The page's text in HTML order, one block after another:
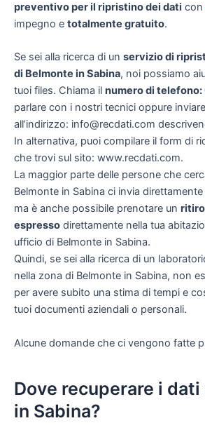
preventivo per il ripristino dei dati con
impegno e totalmente gratuito.
Se sei alla ricerca di un servizio di
di Belmonte in Sabina, noi possiamo
tuoi files. Chiama il numero di
parlare con i nostri tecnici oppure
all’indirizzo: info@recdati.com
In alternativa, puoi compilare il form di
che trovi sul sito: www.recdati.com.
La maggior parte delle persone che
Belmonte in Sabina ci invia
ma è anche possibile prenotare un
espresso direttamente nella tua
ufficio di Belmonte in Sabina.
Quindi, se sei alla ricerca di un
nella zona di Belmonte in Sabina, non
per avere subito una stima di tempi e
tuoi documenti aziendali o personali.
Alcune domande che ci vengono fatte
Dove recuperare i dati
in Sabina?